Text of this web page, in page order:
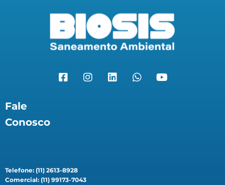
Fale
Conosco
Telefone: (11) 2613-8928
Comercial: (11) 99173-7043